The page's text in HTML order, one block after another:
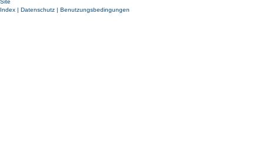
Site
Index | Datenschutz | Benutzungsbedingungen